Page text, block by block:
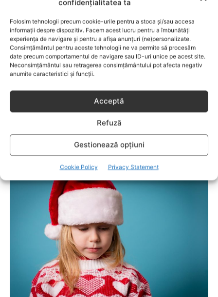
confidențialitatea ta
Folosim tehnologii precum cookie-urile pentru a stoca și/sau accesa
informații despre dispozitiv. Facem acest lucru pentru a îmbunătăți
experiența de navigare și pentru a afișa anunțuri (ne)personalizate.
Consimțământul pentru aceste tehnologii ne va permite să procesăm
date precum comportamentul de navigare sau ID-uri unice pe acest site.
Neconsimțământul sau retragerea consimțământului pot afecta negativ
anumite caracteristici și funcții.
Acceptă
Refuză
Gestionează opțiuni
Cookie Policy Privacy Statement
anxietatea
COMPORTAMENT